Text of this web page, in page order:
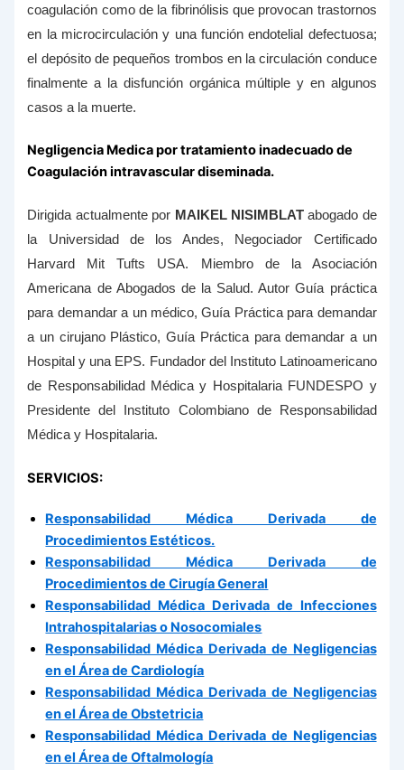
coagulación como de la fibrinólisis que provocan trastornos
en la microcirculación y una función endotelial defectuosa;
el depósito de pequeños trombos en la circulación conduce
finalmente a la disfunción orgánica múltiple y en algunos
casos a la muerte.
Negligencia Medica por tratamiento inadecuado de
Coagulación intravascular diseminada.
Dirigida actualmente por MAIKEL NISIMBLATabogado de
la Universidad de los Andes, Negociador Certificado
Harvard Mit Tufts USA. Miembro de la Asociación
Americana de Abogados de la Salud. Autor Guía práctica
para demandar a un médico, Guía Práctica para demandar
a un cirujano Plástico, Guía Práctica para demandar a un
Hospital y una EPS. Fundador del Instituto Latinoamericano
de Responsabilidad Médica y Hospitalaria FUNDESPO y
Presidente del Instituto Colombiano de Responsabilidad
Médica y Hospitalaria.
SERVICIOS:
Responsabilidad Médica Derivada de
Procedimientos Estéticos.
Responsabilidad Médica Derivada de
Procedimientos de Cirugía General
Responsabilidad Médica Derivada de Infecciones
Intrahospitalarias o Nosocomiales
Responsabilidad Médica Derivada de Negligencias
en el Área de Cardiología
Responsabilidad Médica Derivada de Negligencias
en el Área de Obstetricia
Responsabilidad Médica Derivada de Negligencias
en el Área de Oftalmología